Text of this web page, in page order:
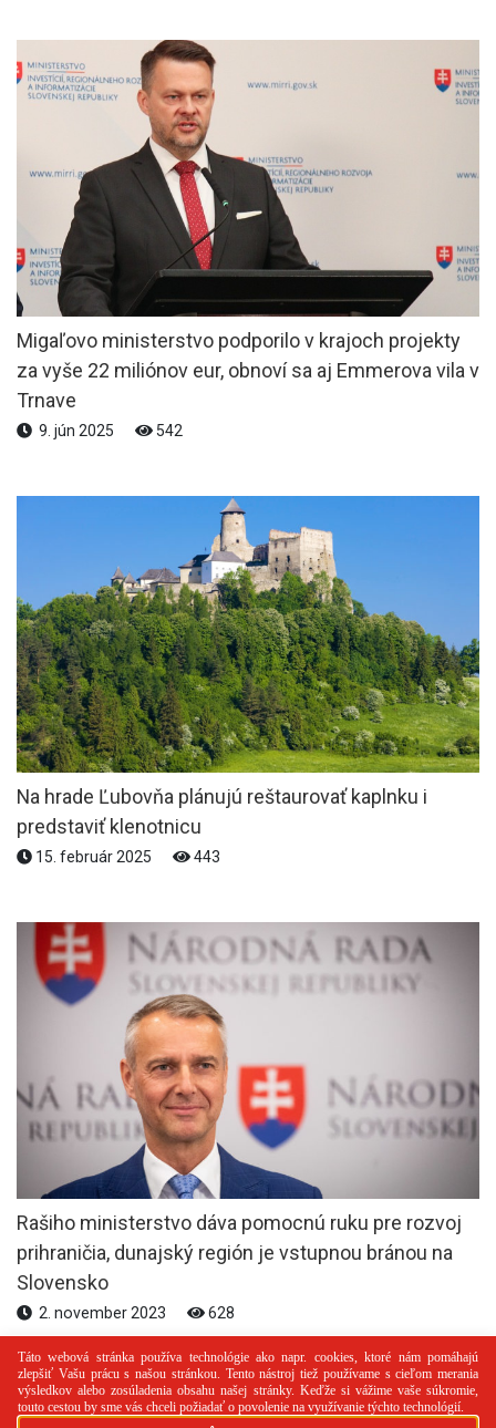
Migaľovo ministerstvo podporilo v krajoch projekty
za vyše 22 miliónov eur, obnoví sa aj Emmerova vila v
Trnave
9. jún 2025 542
Na hrade Ľubovňa plánujú reštaurovať kaplnku i
predstaviť klenotnicu
15. február 2025 443
Rašiho ministerstvo dáva pomocnú ruku pre rozvoj
prihraničia, dunajský región je vstupnou bránou na
Slovensko
2. november 2023 628